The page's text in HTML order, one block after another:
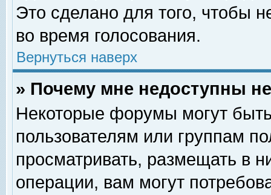
Это сделано для того, чтобы
во время голосования.
Вернуться наверх
» Почему мне недоступны
Некоторые форумы могут
пользователям или группам
просматривать, размещать в
операции, вам могут